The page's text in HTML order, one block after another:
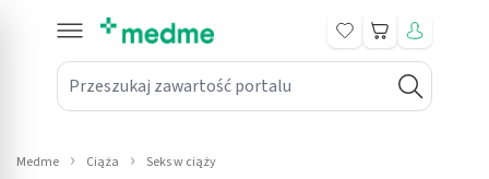
Przeszukaj zawartość portalu
Koszyk
submenu: Leki na receptę
Medme Ciąża Seks w ciąży